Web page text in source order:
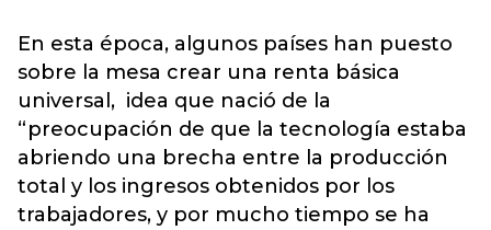
En esta época, algunos países han puesto
sobre la mesa crear una renta básica
universal, idea que nació de la
“preocupación de que la tecnología estaba
abriendo una brecha entre la producción
total y los ingresos obtenidos por los
trabajadores, y por mucho tiempo se ha